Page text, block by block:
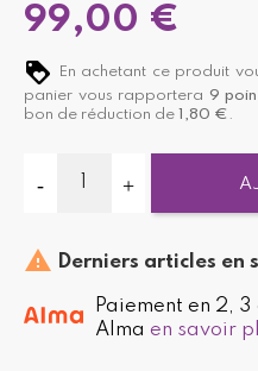
99,00 €
En achetant ce produit
panier vous rapportera 9
bon de réduction de 1,80 € .
 Derniers articles en
Paiement en 2,
Alma en savoir